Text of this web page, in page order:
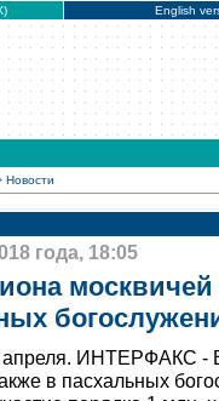
English
Новости
года, 18:05
москвичей
апреля. ИНТЕРФАКС -
в пасхальных